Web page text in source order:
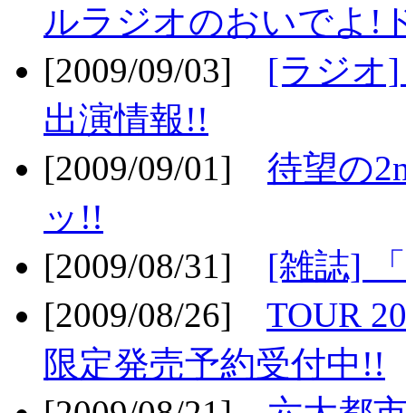
ルラジオのおいでよ!
[2009/09/03] [ラジオ]
出演情報!!
[2009/09/01] 待望の
ッ!!
[2009/08/31] [雑誌]
[2009/08/26] TOUR
限定発売予約受付中!!